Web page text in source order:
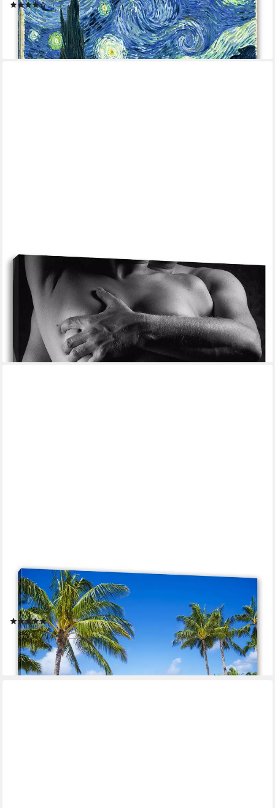
(3)
ab 19,95 € UVP25,89 €
-23%
lieferbar - in 3-4 Werktagen bei dir
PIXXPRINT
Leinwandbild Sinnliche Umarmung von hinten nackt, Sinnliche
Umarmung von hinten nackt (1 St), Leinwandbild fertig bespannt,
inkl. Zackenaufhänger
ab 19,95 €
UVP29,95 €
lieferbar - in 3-4 Werktagen bei dir
PIXXPRINT
Leinwandbild Wunderschöner Strand mit Palmen,
Wunderschöner Strand mit Palmen (1 St), Leinwandbild fertig
bespannt, inkl. Zackenaufhänger
(2)
ab 19,95 € UVP25,89 €
-23%
lieferbar - in 3-4 Werktagen bei dir